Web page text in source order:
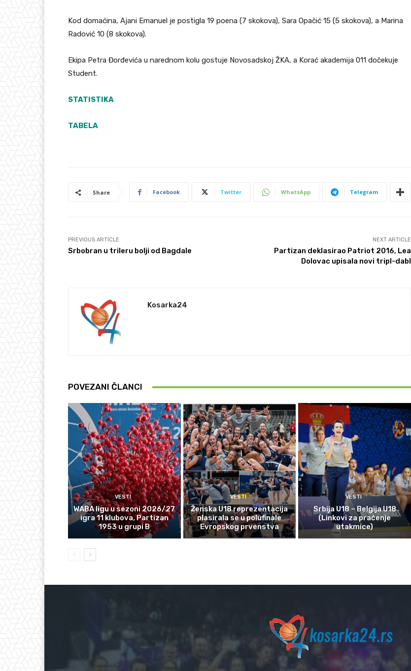
Kod domaćina, Ajani Emanuel je postigla 19 poena (7 skokova), Sara Opačić 15 (5 skokova), a Marina
Radović 10 (8 skokova).
Ekipa Petra Đorđevića u narednom kolu gostuje Novosadskoj ŽKA, a Korać akademija 011 dočekuje
Student.
STATISTIKA
TABELA
Share Facebook Twitter WhatsApp Telegram
PREVIOUS ARTICLE
Srbobran u trileru bolji od Bagdale
NEXT ARTICLE
Partizan deklasirao Patriot 2016, Lea
Dolovac upisala novi tripl-dabl
Kosarka24
POVEZANI ČLANCI
VESTI
WABA ligu u sezoni 2026/27
igra 11 klubova, Partizan
1953 u grupi B
VESTI
Ženska U18 reprezentacija
plasirala se u polufinale
Evropskog prvenstva
VESTI
Srbija U18 – Belgija U18
(Linkovi za praćenje
utakmice)